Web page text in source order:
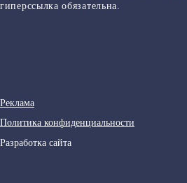
гиперссылка обязательна.
Реклама
Политика конфиденциальности
Разработка сайта